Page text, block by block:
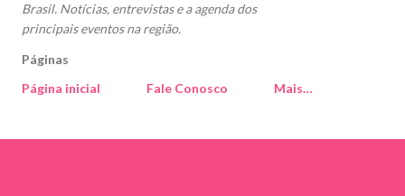
Brasil. Notícias, entrevistas e a agenda dos
principais eventos na região.
Páginas
Página inicial
Fale Conosco Mais…